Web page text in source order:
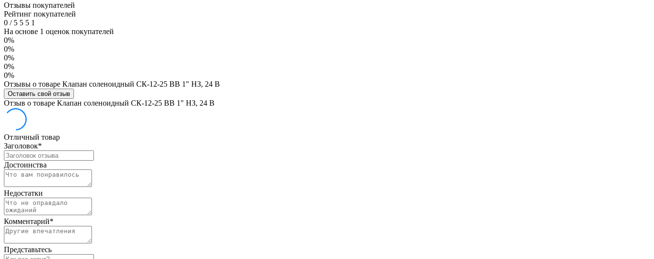
Отзывы покупателей
Рейтинг покупателей
0 /5 5 5 1
На основе 1 оценок покупателей
0%
0%
0%
0%
0%
Отзывы о товаре Клапан соленоидный СК-12-25 ВВ 1" НЗ, 24 В
Оставить свой отзыв
Отзыв о товаре Клапан соленоидный СК-12-25 ВВ 1" НЗ, 24 В
Отличный товар
Заголовок*
Достоинства
Недостатки
Комментарий*
Представьтесь